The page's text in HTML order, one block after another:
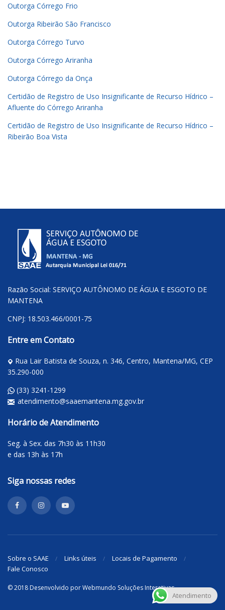
Outorga Córrego Frio
Outorga Ribeirão São Francisco
Outorga Córrego Turvo
Outorga Córrego Ariranha
Outorga Córrego da Onça
Certidão de Registro de Uso Insignificante de Recurso Hídrico –
Afluente do Córrego Ariranha
Certidão de Registro de Uso Insignificante de Recurso Hídrico –
Ribeirão Boa Vista
Razão Social: SERVIÇO AUTÔNOMO DE ÁGUA E ESGOTO DE
MANTENA
CNPJ: 18.503.466/0001-75
Entre em Contato
Rua Lair Batista de Souza, n. 346, Centro, Mantena/MG, CEP
35.290-000
(33) 3241-1299
atendimento@saaemantena.mg.gov.br
Horário de Atendimento
Seg. à Sex. das 7h30 às 11h30
e das 13h às 17h
Siga nossas redes
Sobre o SAAE Links úteis
Locais de Pagamento
Fale Conosco
© 2018 Desenvolvido porWebmundo Soluções Interativas
Atendimento